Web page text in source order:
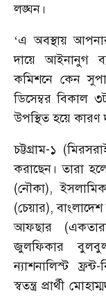
লঙ্ঘন।
‘এ অবস্থায়
দায়ে আইনানুগ
কমিশনে কেন
ডিসেম্বর বিকাল
উপস্থিত হয়ে কারণ
চট্টগ্রাম-১
করাছেন। তারা
(নৌকা),
(চেয়ার),
আফছার
জুলফিকার
ন্যাশনালিস্ট
স্বতন্ত্র প্রার্থী